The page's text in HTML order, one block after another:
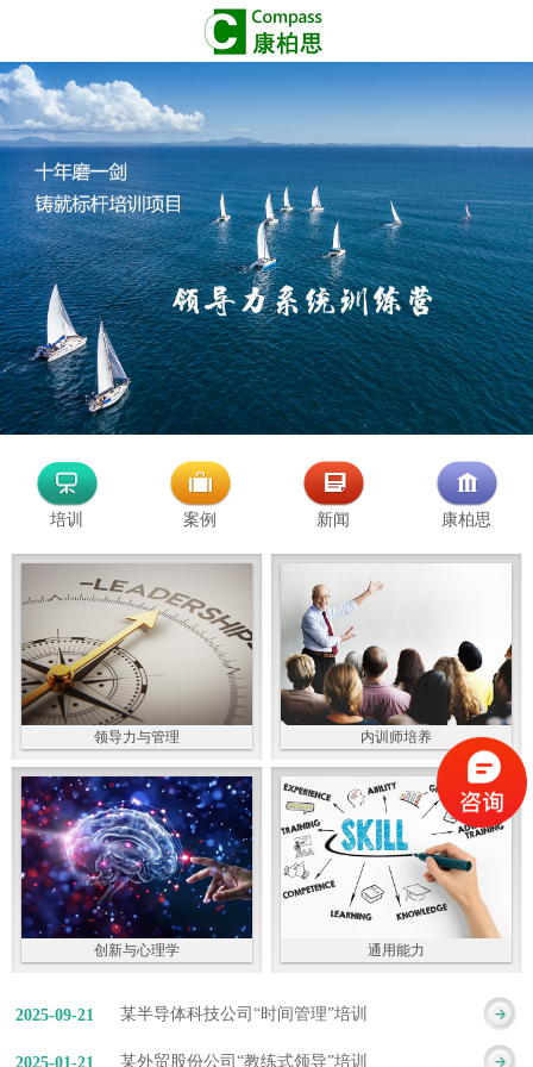
培训 案例 新闻 康柏思
领导力与管理 内训师培养
创新与心理学 通用能力
某半导体科技公司“时间管理”培训
2025-09-21
某外贸股份公司“教练式领导”培训
2025-01-21